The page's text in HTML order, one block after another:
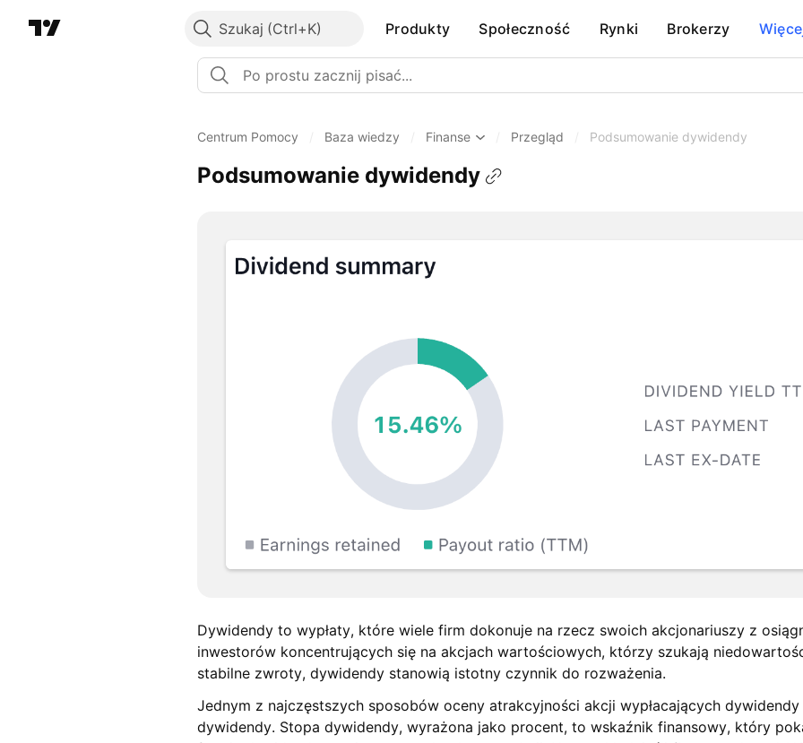
Szukaj Produkty Społeczność Rynki Brokerzy
Centrum Pomocy Baza wiedzy Finanse Przegląd Podsumowanie dywidendy
Podsumowanie dywidendy
Dywidendy to wypłaty, które wiele firm dokonuje na rzecz swoich akcjonariuszy z
inwestorów koncentrujących się na akcjach wartościowych, którzy szukają
stabilne zwroty, dywidendy stanowią istotny czynnik do rozważenia.
Jednym z najczęstszych sposobów oceny atrakcyjności akcji wypłacających
dywidendy. Stopa dywidendy, wyrażona jako procent, to wskaźnik finansowy, który